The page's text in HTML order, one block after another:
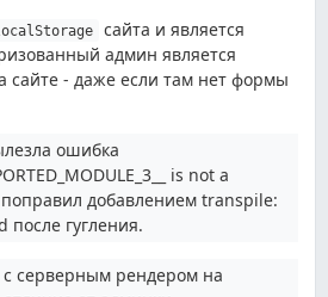
сайта и является
админ является
сайте - даже если там нет формы
ошибка
is not a
добавлением transpile:
гугления.
серверным рендером на